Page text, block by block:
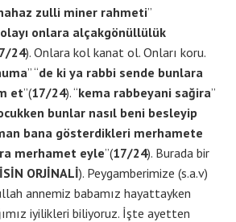
zulli miner rahmeti”
onlara alçakgönüllülük
24). Onlara kol kanat ol. Onları koru.
” “de ki ya rabbi sende bunlara
et”(17/24). “kema rabbeyani sağira”
bunlar nasıl beni besleyip
bana gösterdikleri merhamete
merhamet eyle”(17/24). Burada bir
ORJİNALİ). Peygamberimize (s.a.v)
annemiz babamız hayattayken
iyilikleri biliyoruz. İşte ayetten